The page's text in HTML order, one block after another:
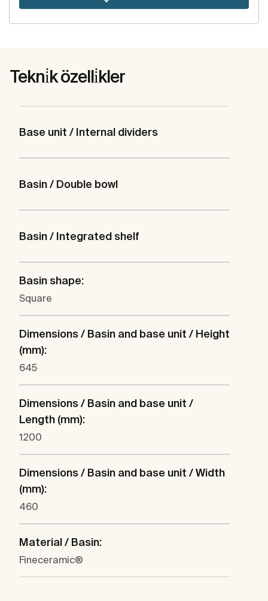
Tekni̇k özelli̇kler
Base unit / Internal dividers
Basin / Double bowl
Basin / Integrated shelf
Basin shape:
Square
Dimensions / Basin and base unit / Height
(mm):
645
Dimensions / Basin and base unit /
Length (mm):
1200
Dimensions / Basin and base unit / Width
(mm):
460
Material / Basin:
Fineceramic®